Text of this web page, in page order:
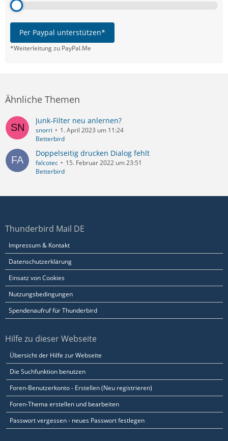
Per Paypal unterstützen*
*Weiterleitung zu PayPal.Me
Ähnliche Themen
Junk-Filter neu anlernen?
snorri
1. April 2023 um 11:24
Betterbird
Doppelseitig drucken Dialog fehlt
falcotec
15. Februar 2022 um 23:51
Betterbird
Thunderbird Mail DE
Impressum & Kontakt
Datenschutzerklärung
Einsatz von Cookies
Nutzungsbedingungen
Spendenaufruf für Thunderbird
Hilfe zu dieser Webseite
Übersicht der Hilfe zur Webseite
Die Suchfunktion benutzen
Foren-Benutzerkonto - Erstellen (Neu registrieren)
Foren-Thema erstellen und bearbeiten
Passwort vergessen - neues Passwort festlegen